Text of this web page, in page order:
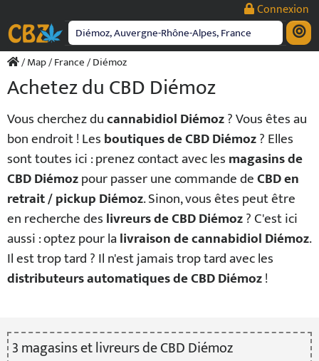
contenu
Connexion
/Map/France/ Diémoz
Achetez du CBD Diémoz
Vous cherchez ducannabidiol Diémoz? Vous êtes au
bon endroit ! Lesboutiques de CBD Diémoz? Elles
sont toutes ici : prenez contact avec lesmagasins de
CBD Diémozpour passer une commande deCBD en
retrait / pickup Diémoz. Sinon, vous êtes peut être
en recherche deslivreurs de CBD Diémoz? C'est ici
aussi : optez pour lalivraison de cannabidiol Diémoz.
Il est trop tard ? Il n'est jamais trop tard avec les
distributeurs automatiques de CBD Diémoz!
3magasinset livreursde CBD Diémoz